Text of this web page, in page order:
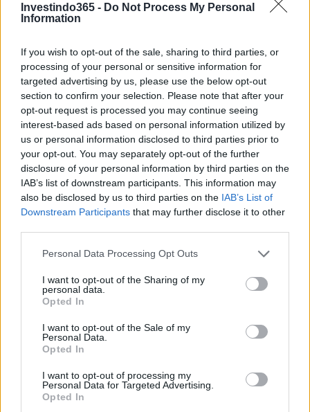
Investindo365 - Do Not Process My Personal
Information
If you wish to opt-out of the sale, sharing to third parties, or
processing of your personal or sensitive information for
targeted advertising by us, please use the below opt-out
section to confirm your selection. Please note that after your
opt-out request is processed you may continue seeing
interest-based ads based on personal information utilized by
us or personal information disclosed to third parties prior to
your opt-out. You may separately opt-out of the further
disclosure of your personal information by third parties on the
IAB’s list of downstream participants. This information may
also be disclosed by us to third parties on the IAB’s List of
Downstream Participants that may further disclose it to other
Please note that this website/app uses one or more Google
not limited to your visit or usage behaviour. You may click to
grant or deny consent to Google and its third-party tags to
use your data for below specified purposes in below Google
consent section.
Personal Data Processing Opt Outs
I want to opt-out of the Sharing of my
personal data.
Opted In
I want to opt-out of the Sale of my
Personal Data.
Opted In
I want to opt-out of processing my
Personal Data for Targeted Advertising.
Opted In
Gávea Investimentos fecha multimercados e transfere R$ 2
bilhões para Bradesco Asset
Rafael Oliveira · 5 ago 2026
FINANÇA
O Papel da IA no Day Trade Moderno: Dicas para Traders da
Família Euro